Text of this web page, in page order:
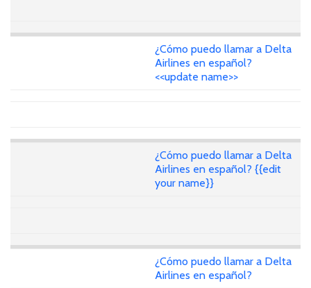
¿Cómo puedo llamar a Delta
Airlines en español?
<<update name>>
¿Cómo puedo llamar a Delta
Airlines en español? {{edit
your name}}
¿Cómo puedo llamar a Delta
Airlines en español?